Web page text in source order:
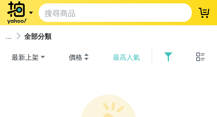
登
全部分類
最新上架 價格 最高人氣